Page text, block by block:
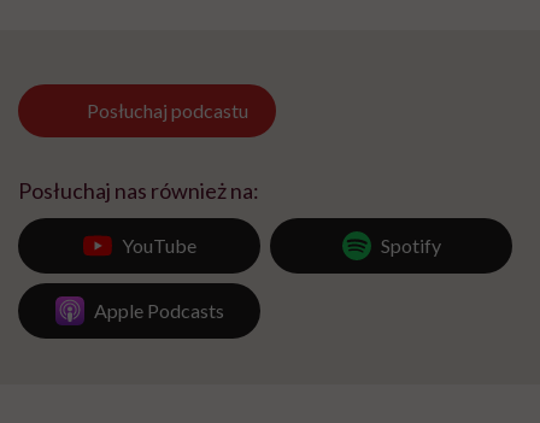
Posłuchaj podcastu
Posłuchaj nas również na:
YouTube Spotify
Apple Podcasts